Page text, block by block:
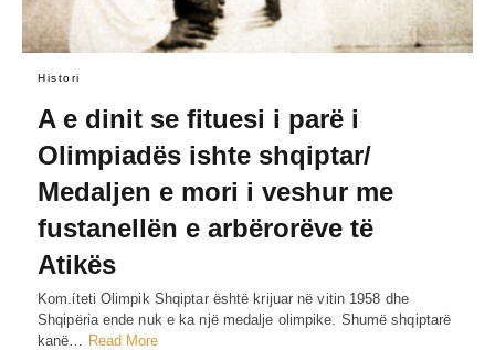
Histori
A e dinit se fituesi i parë i
Olimpiadës ishte shqiptar/
Medaljen e mori i veshur me
fustanellën e arbërorëve të
Atikës
Kom.ίteti Olimpik Shqiptar është krijuar në vitin 1958 dhe
Shqipëria ende nuk e ka një medalje olimpike. Shumë shqiptarë
kanë… Read More